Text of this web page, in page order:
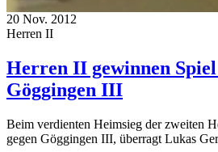
20 Nov. 2012
Herren II
Herren II gewinnen Spiel
Göggingen III
Beim verdienten Heimsieg der zweiten
gegen Göggingen III, überragt Lukas